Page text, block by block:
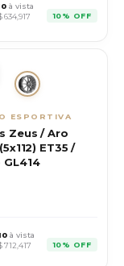
à vista
634,917
10% OFF
ESPORTIVA
Zeus / Aro
ET35 /
à vista
712,417
10% OFF